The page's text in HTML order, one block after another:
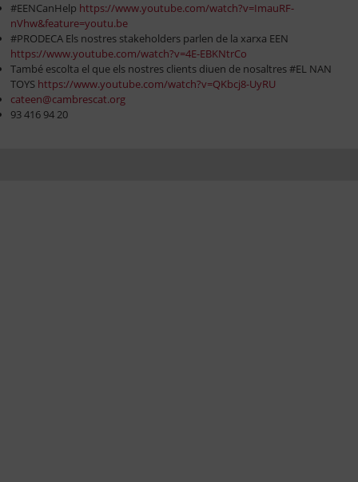
#EENCanHelp https://www.youtube.com/watch?v=ImauRF-
nVhw&feature=youtu.be
#PRODECA Els nostres stakeholders parlen de la xarxa EEN
https://www.youtube.com/watch?v=4E-EBKNtrCo
També escolta el que els nostres clients diuen de nosaltres #EL NAN
TOYS https://www.youtube.com/watch?v=QKbcj8-UyRU
cateen@cambrescat.org
93 416 94 20